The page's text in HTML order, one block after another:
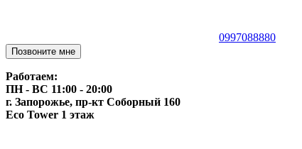
0997088880
Позвоните мне
Работаем:
ПН - ВС 11:00 - 20:00
г. Запорожье, пр-кт Соборный 160
Eco Tower 1 этаж